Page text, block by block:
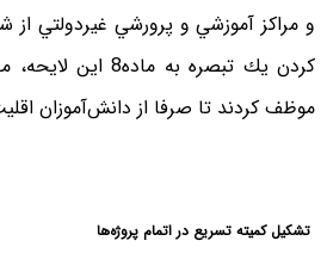
و مراكز آموزشي و پرورشي غيردولتي از
كردن يك تبصره به
موظف كردند تا صرفا از دانش‌آموزان
تشكيل كميته تسريع در اتمام پروژه‌ها